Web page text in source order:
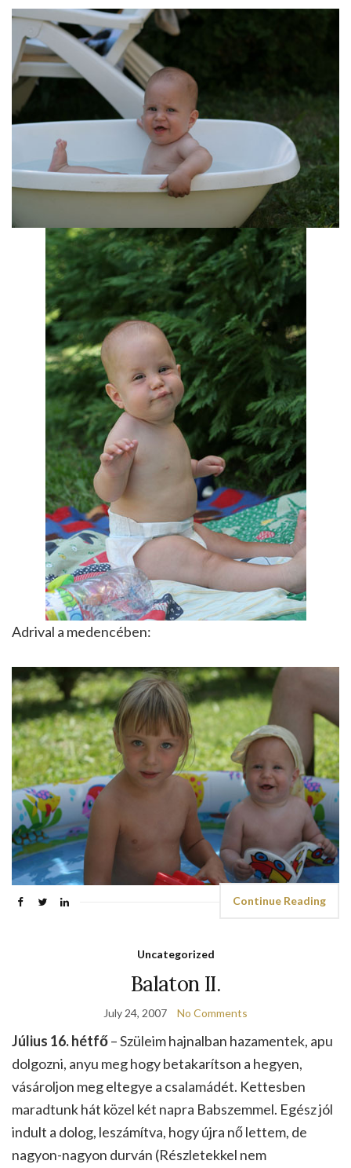
Adrival a medencében:
Continue Reading
Uncategorized
Balaton II.
July 24, 2007 No Comments
Július 16. hétfő– Szüleim hajnalban hazamentek, apu
dolgozni, anyu meg hogy betakarítson a hegyen,
vásároljon meg eltegye a csalamádét. Kettesben
maradtunk hát közel két napra Babszemmel. Egész jól
indult a dolog, leszámítva, hogy újra nő lettem, de
nagyon-nagyon durván (Részletekkel nem